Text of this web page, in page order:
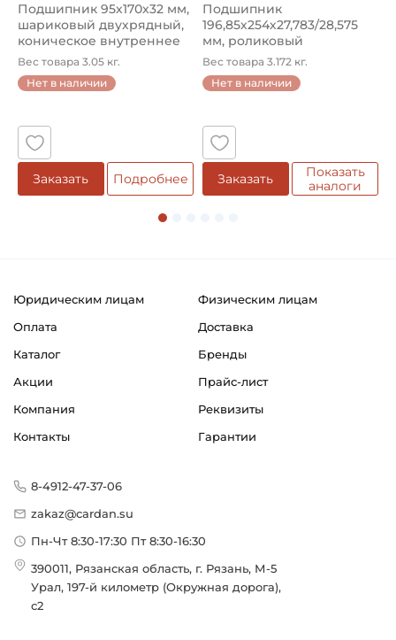
Подшипник 95х170х32 мм,
шариковый двухрядный,
коническое внутреннее
кол...
Вес товара 3.05 кг.
Нет в наличии
Заказать Подробнее
Подшипник
196,85х254х27,783/28,575
мм, роликовый
однорядный конический
...
Вес товара 3.172 кг.
Нет в наличии
Заказать
Показать
аналоги
Юридическим лицам
Физическим лицам
Оплата
Доставка
Каталог
Бренды
Акции
Прайс-лист
Компания
Реквизиты
Контакты
Гарантии
8-4912-47-37-06
zakaz@cardan.su
Пн-Чт 8:30-17:30 Пт 8:30-16:30
390011, Рязанская область, г. Рязань, М-5
Урал, 197-й километр (Окружная дорога),
с2